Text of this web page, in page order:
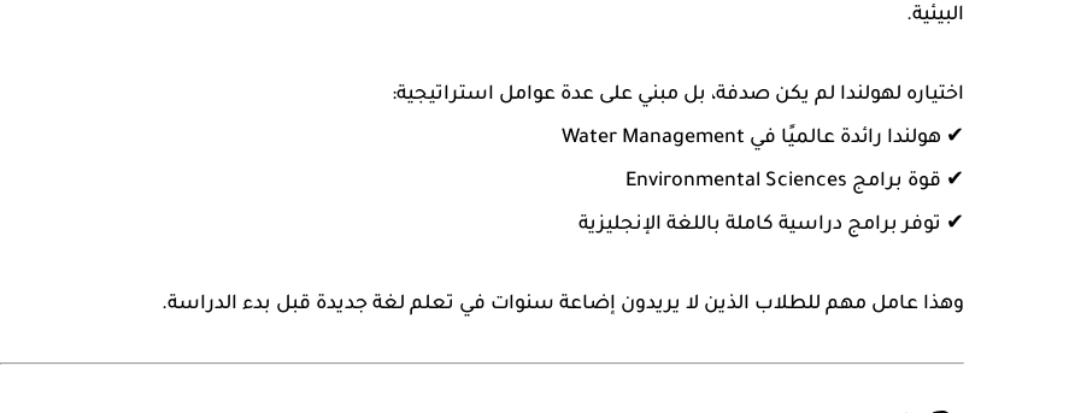
البيئية.
اختياره لهولندا لم يكن صدفة، بل مبني على عدة عوامل استراتيجية:
✔ هولندا رائدة عالميًا في Water Management
✔ قوة برامج Environmental Sciences
✔ توفر برامج دراسية كاملة باللغة الإنجليزية
وهذا عامل مهم للطلاب الذين لا يريدون إضاعة سنوات في تعلم لغة جديدة قبل بدء الدراسة.